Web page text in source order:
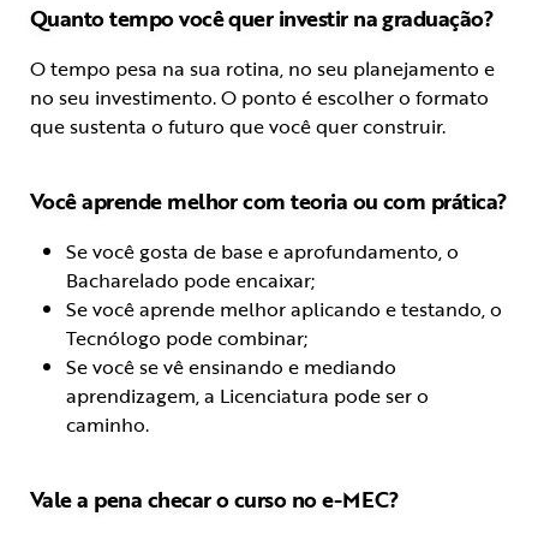
Quanto tempo você quer investir na graduação?
O tempo pesa na sua rotina, no seu planejamento e
no seu investimento. O ponto é escolher o formato
que sustenta o futuro que você quer construir.
Você aprende melhor com teoria ou com prática?
Se você gosta de base e aprofundamento, o
Bacharelado pode encaixar;
Se você aprende melhor aplicando e testando, o
Tecnólogo pode combinar;
Se você se vê ensinando e mediando
aprendizagem, a Licenciatura pode ser o
caminho.
Vale a pena checar o curso no e-MEC?